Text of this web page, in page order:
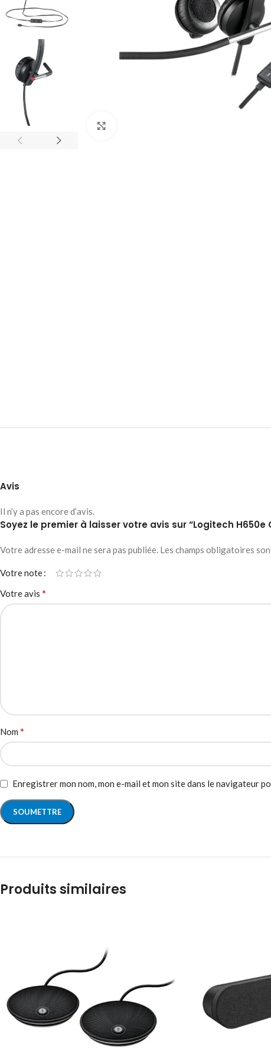
Avis
Il n’y a pas encore d’avis.
Soyez le premier à laisser votre avis sur “Logitech
Votre adresse e-mail ne sera pas publiée. Les champs obligatoires
Votre note
Votre avis *
Nom *
Enregistrer mon nom, mon e-mail et mon site dans le navigateur
Produits similaires